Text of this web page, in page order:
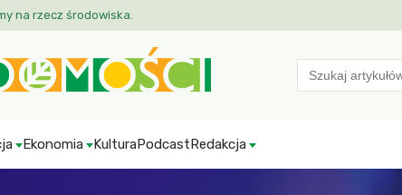
na rzecz środowiska.
Search
for:
Ekonomia KulturaPodcastRedakcja